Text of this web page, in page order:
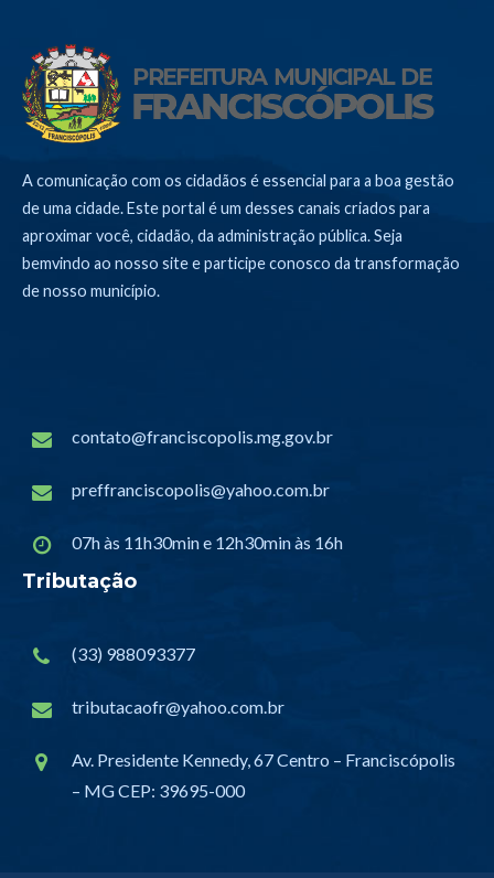
A comunicação com os cidadãos é essencial para a boa gestão
de uma cidade. Este portal é um desses canais criados para
aproximar você, cidadão, da administração pública. Seja
bemvindo ao nosso site e participe conosco da transformação
de nosso município.
contato@franciscopolis.mg.gov.br
preffranciscopolis@yahoo.com.br
07h às 11h30min e 12h30min às 16h
Tributação
(33) 988093377
tributacaofr@yahoo.com.br
Av. Presidente Kennedy, 67 Centro – Franciscópolis
– MG CEP: 39695-000